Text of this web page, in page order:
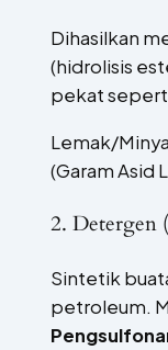
Dihasilkan
(hidrolisis
pekat
Lemak/
(Garam Asid
2. Detergen
Sintetik
petroleum.